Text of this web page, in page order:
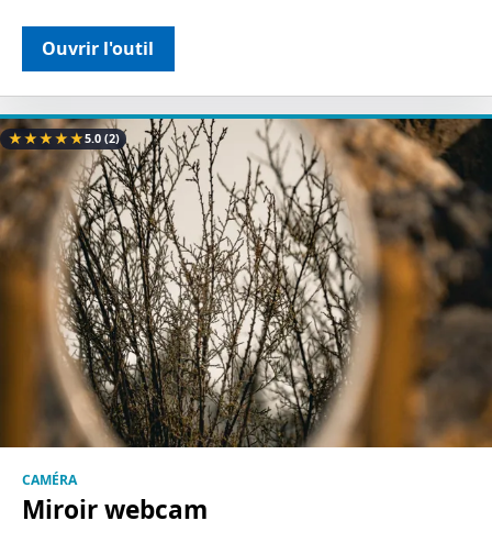
Ouvrir l'outil
★★★★★5.0(2)
CAMÉRA
Miroir webcam